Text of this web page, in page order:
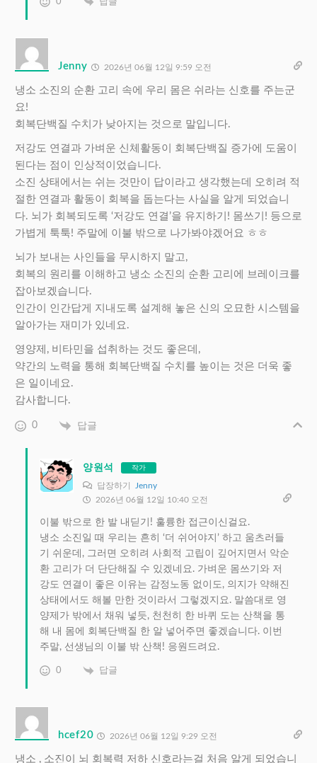
Jenny 2026년 06월 12일 9:59 오전
냉소 소진의 순환 고리 속에 우리 몸은 쉬라는 신호를 주는군
요!
회복단백질 수치가 낮아지는 것으로 말입니다.
저강도 연결과 가벼운 신체활동이 회복단백질 증가에 도움이
된다는 점이 인상적이었습니다.
소진 상태에서는 쉬는 것만이 답이라고 생각했는데 오히려 적
절한 연결과 활동이 회복을 돕는다는 사실을 알게 되었습니
다. 뇌가 회복되도록 ‘저강도 연결’을 유지하기! 몸쓰기! 등으로
가볍게 툭툭! 주말에 이불 밖으로 나가봐야겠어요 ㅎㅎ
뇌가 보내는 사인들을 무시하지 말고,
회복의 원리를 이해하고 냉소 소진의 순환 고리에 브레이크를
잡아보겠습니다.
인간이 인간답게 지내도록 설계해 놓은 신의 오묘한 시스템을
알아가는 재미가 있네요.
영양제, 비타민을 섭취하는 것도 좋은데,
약간의 노력을 통해 회복단백질 수치를 높이는 것은 더욱 좋
은 일이네요.
감사합니다.
0 답글
양원석 작가
답장하기
Jenny
2026년 06월 12일 10:40 오전
이불 밖으로 한 발 내딛기! 훌륭한 접근이신걸요.
냉소 소진일 때 우리는 흔히 ‘더 쉬어야지’ 하고 움츠러들
기 쉬운데, 그러면 오히려 사회적 고립이 깊어지면서 악순
환 고리가 더 단단해질 수 있겠네요. 가벼운 몸쓰기와 저
강도 연결이 좋은 이유는 감정노동 없이도, 의지가 약해진
상태에서도 해볼 만한 것이라서 그렇겠지요. 말씀대로 영
양제가 밖에서 채워 넣듯, 천천히 한 바퀴 도는 산책을 통
해 내 몸에 회복단백질 한 알 넣어주면 좋겠습니다. 이번
주말, 선생님의 이불 밖 산책! 응원드려요.
0 답글
hcef20 2026년 06월 12일 9:29 오전
냉소 , 소진이 뇌 회복력 저하 신호라는걸 처음 알게 되었습니